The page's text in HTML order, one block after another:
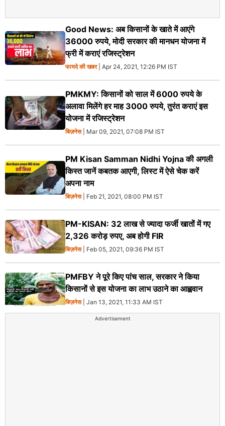
Good News: अब किसानों के खाते में आएंगे
36000 रुपये, मोदी सरकार की मानधन योजना में
फ्री में कराएं रजिस्ट्रेशन
फायदे की खबर| Apr 24, 2021, 12:26 PM IST
PMKMY: किसानों को साल में 6000 रुपये के
अलावा मिलेंगे हर माह 3000 रुपये, तुरंत कराएं इस
योजना में रजिस्‍ट्रेशन
बिज़नेस| Mar 09, 2021, 07:08 PM IST
PM Kisan Samman Nidhi Yojna की अगली
किस्त जानें कबतक आएगी, लिस्ट में ऐसे चेक करें
अपना नाम
बिज़नेस| Feb 21, 2021, 08:00 PM IST
PM-KISAN: 32 लाख से ज्यादा फर्जी खातों में गए
2,326 करोड़ रुपए, अब होगी FIR
बिज़नेस| Feb 05, 2021, 09:36 PM IST
PMFBY ने पूरे किए पांच साल, सरकार ने किया
किसानों से इस योजना का लाभ उठाने का आह्ववान
बिज़नेस| Jan 13, 2021, 11:33 AM IST
Advertisement